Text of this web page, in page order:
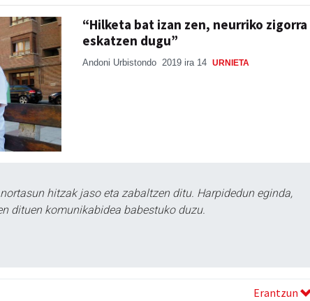
“Hilketa bat izan zen, neurriko zigorra
eskatzen dugu”
Andoni Urbistondo 2019 ira 14 URNIETA
hitzak jaso eta zabaltzen ditu. Harpidedun eginda,
dituen komunikabidea babestuko duzu.
Erantzun